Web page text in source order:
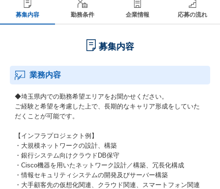
募集内容 勤務条件 企業情報 応募の流れ
募集内容
業務内容
◆埼玉県内での勤務希望エリアをお聞かせください。
ご経験と希望を考慮した上で、長期的なキャリア形成をしていた
だくことが可能です。
【インフラプロジェクト例】
・大規模ネットワークの設計、構築
・銀行システム向けクラウドDB保守
・Cisco機器を用いたネットワーク設計／構築、冗長化構成
・情報セキュリティシステムの開発及びサーバー構築
・大手顧客先の仮想化関連、クラウド関連、スマートフォン関連